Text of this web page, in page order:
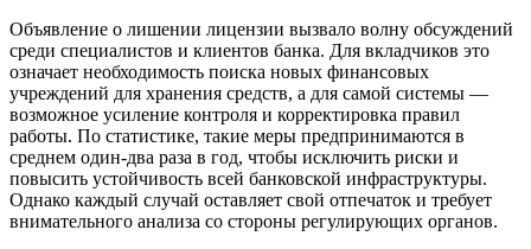
Объявление о лишении лицензии вызвало волну обсуждений
среди специалистов и клиентов банка. Для вкладчиков это
означает необходимость поиска новых финансовых
учреждений для хранения средств, а для самой системы —
возможное усиление контроля и корректировка правил
работы. По статистике, такие меры предпринимаются в
среднем один-два раза в год, чтобы исключить риски и
повысить устойчивость всей банковской инфраструктуры.
Однако каждый случай оставляет свой отпечаток и требует
внимательного анализа со стороны регулирующих органов.